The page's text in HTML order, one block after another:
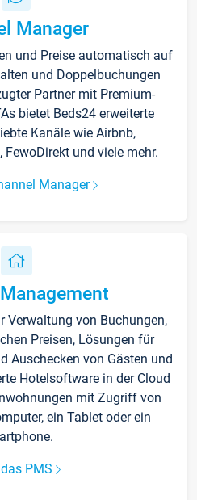
Manager
und Preise automatisch auf
und Doppelbuchungen
Partner mit Premium-
bietet Beds24 erweiterte
Kanäle wie Airbnb,
FewoDirekt und viele mehr.
Manager
Verwaltung von Buchungen,
Preisen, Lösungen für
Auschecken von Gästen und
Hotelsoftware in der Cloud
mit Zugriff von
ein Tablet oder ein
PMS